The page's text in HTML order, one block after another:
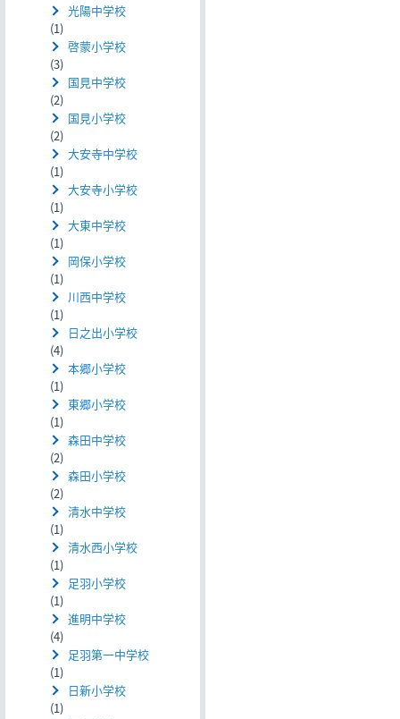
光陽中学校
(1)
啓蒙小学校
(3)
国見中学校
(2)
国見小学校
(2)
大安寺中学校
(1)
大安寺小学校
(1)
大東中学校
(1)
岡保小学校
(1)
川西中学校
(1)
日之出小学校
(4)
本郷小学校
(1)
東郷小学校
(1)
森田中学校
(2)
森田小学校
(2)
清水中学校
(1)
清水西小学校
(1)
足羽小学校
(1)
進明中学校
(4)
足羽第一中学校
(1)
日新小学校
(1)